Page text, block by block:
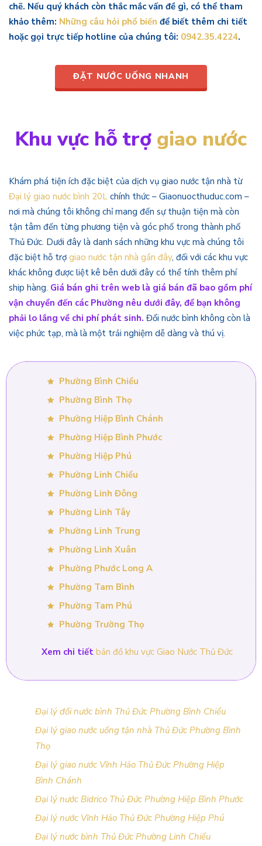
chẽ. Nếu quý khách còn thắc mắc vấn đề gì, có thể tham
khảo thêm: Những câu hỏi phổ biến để biết thêm chi tiết
hoặc gọi trực tiếp hotline của chúng tôi: 0942.35.4224.
ĐẶT NƯỚC UỐNG NHANH
Khu vực hỗ trợ giao nước
Khám phá tiện ích đặc biệt của dịch vụ giao nước tận nhà từ
Đại lý giao nước bình 20L chính thức – Giaonuocthuduc.com –
nơi mà chúng tôi không chỉ mang đến sự thuận tiện mà còn
tận tâm đến từng phương tiện và góc phố trong thành phố
Thủ Đức. Dưới đây là danh sách những khu vực mà chúng tôi
đặc biệt hỗ trợ giao nước tận nhà gần đây, đối với các khu vực
khác không được liệt kê bên dưới đây có thể tính thêm phí
ship hàng. Giá bán ghi trên web là giá bán đã bao gồm phí
vận chuyển đến các Phường nêu dưới đây, để bạn không
phải lo lắng về chi phí phát sinh. Đổi nước bình không còn là
việc phức tạp, mà là một trải nghiệm dễ dàng và thú vị.
Phường Bình Chiểu
Phường Bình Thọ
Phường Hiệp Bình Chánh
Phường Hiệp Bình Phước
Phường Hiệp Phú
Phường Linh Chiểu
Phường Linh Đông
Phường Linh Tây
Phường Linh Trung
Phường Linh Xuân
Phường Phước Long A
Phường Tam Bình
Phường Tam Phú
Phường Trường Thọ
Xem chi tiết bản đồ khu vực Giao Nước Thủ Đức
Đại lý đổi nước bình Thủ Đức Phường Bình Chiểu
Đại lý giao nước uống tận nhà Thủ Đức Phường Bình
Thọ
Đại lý giao nước Vĩnh Hảo Thủ Đức Phường Hiệp
Bình Chánh
Đại lý nước Bidrico Thủ Đức Phường Hiệp Bình Phước
Đại lý nước Vĩnh Hảo Thủ Đức Phường Hiệp Phú
Đại lý nước bình Thủ Đức Phường Linh Chiểu